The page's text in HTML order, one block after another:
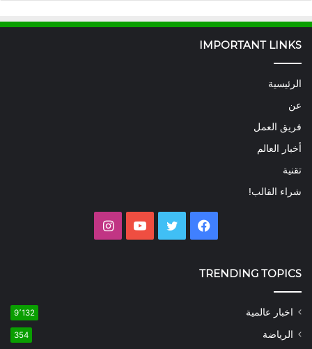
IMPORTANT LINKS
الرئيسية
عن
فريق العمل
أخبار العالم
تقنية
شراء القالب!
فيسبوك تويتر يوتيوب
TRENDING TOPICS
اخبار عالمية 9٬132
الرياضة 354